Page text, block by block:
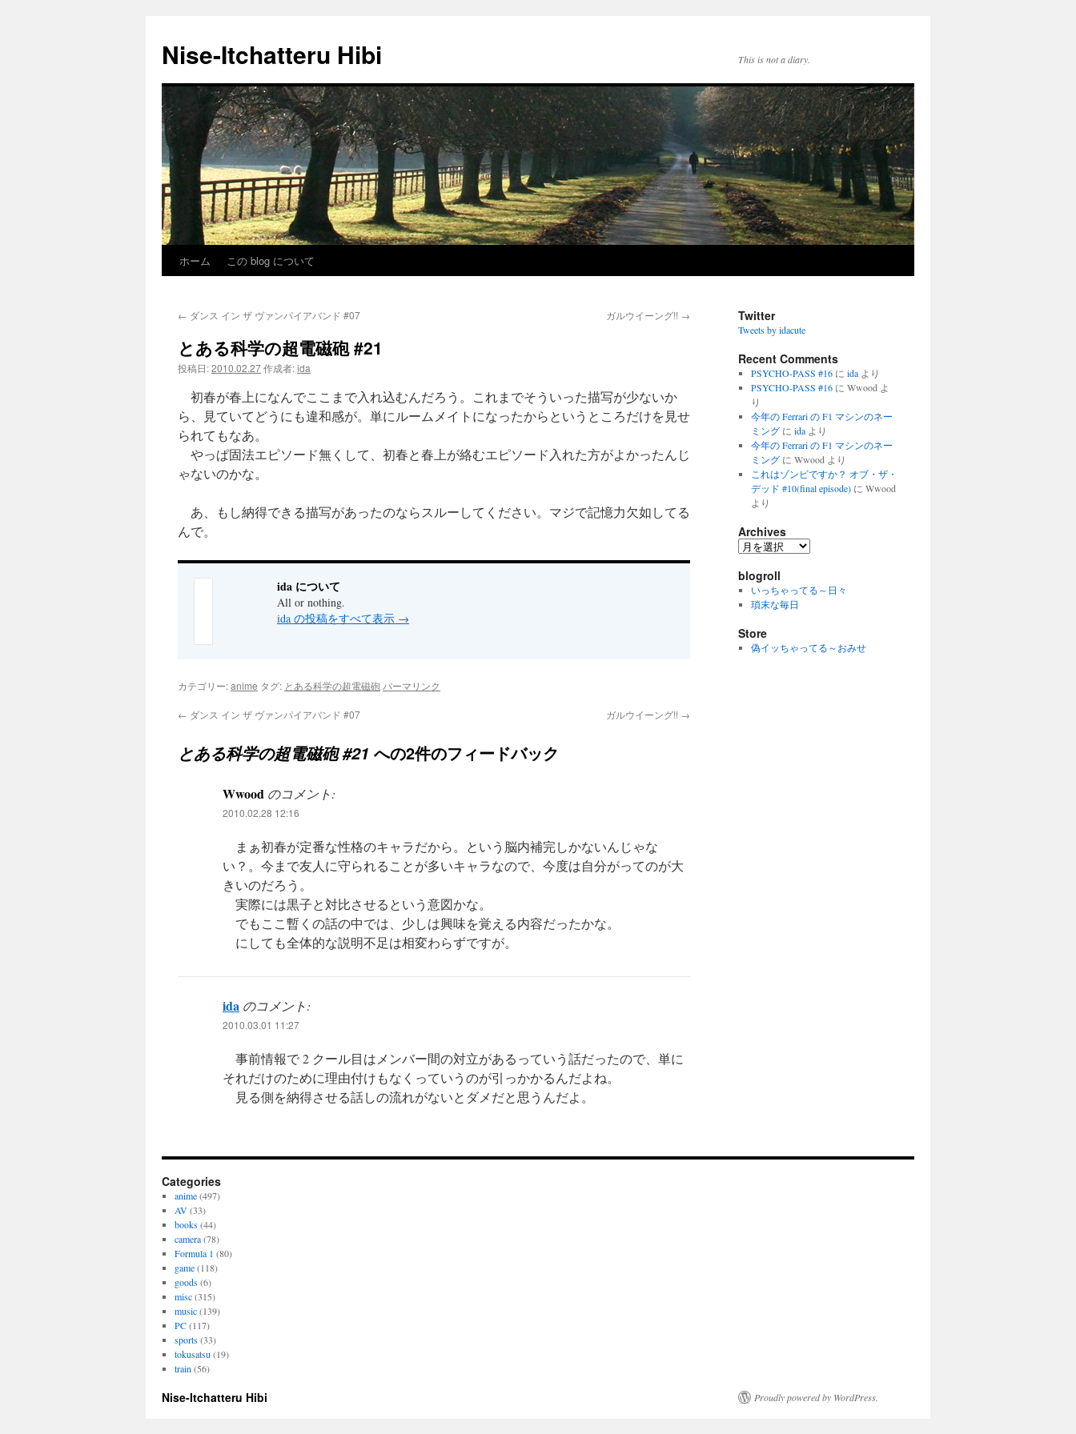
Nise-Itchatteru Hibi This is not a diary.
ホーム この blog について
← ダンス イン ザ ヴァンパイアバンド #07 ガルウイーング!! →
とある科学の超電磁砲 #21
投稿日:2010.02.27作成者:ida
初春が春上になんでここまで入れ込むんだろう。これまでそういった描写が少ないか
ら、見ていてどうにも違和感が。単にルームメイトになったからというところだけを見せ
られてもなあ。
やっぱ固法エピソード無くして、初春と春上が絡むエピソード入れた方がよかったんじ
ゃないのかな。
あ、もし納得できる描写があったのならスルーしてください。マジで記憶力欠如してる
んで。
ida について
All or nothing.
ida の投稿をすべて表示 →
カテゴリー:anime タグ: とある科学の超電磁砲 パーマリンク
← ダンス イン ザ ヴァンパイアバンド #07 ガルウイーング!! →
とある科学の超電磁砲 #21 への2件のフィードバック
Wwood のコメント:
2010.02.28 12:16
まぁ初春が定番な性格のキャラだから。という脳内補完しかないんじゃな
い？。今まで友人に守られることが多いキャラなので、今度は自分がってのが大
きいのだろう。
実際には黒子と対比させるという意図かな。
でもここ暫くの話の中では、少しは興味を覚える内容だったかな。
にしても全体的な説明不足は相変わらずですが。
ida のコメント:
2010.03.01 11:27
事前情報で 2 クール目はメンバー間の対立があるっていう話だったので、単に
それだけのために理由付けもなくっていうのが引っかかるんだよね。
見る側を納得させる話しの流れがないとダメだと思うんだよ。
Twitter
Tweets by idacute
Recent Comments
PSYCHO-PASS #16に idaより
PSYCHO-PASS #16に Wwood よ
り
今年の Ferrari の F1 マシンのネー
ミングに idaより
今年の Ferrari の F1 マシンのネー
ミングに Wwood より
これはゾンビですか？ オブ・ザ・
デッド #10(final episode)に Wwood
より
Archives
Archives
blogroll
いっちゃってる～日々
瑣末な毎日
Store
偽イッちゃってる～おみせ
Categories
anime(497)
AV(33)
books(44)
camera(78)
Formula 1 (80)
game(118)
goods(6)
misc(315)
music(139)
PC(117)
sports(33)
tokusatsu (19)
train (56)
Nise-Itchatteru Hibi Proudly powered by WordPress.